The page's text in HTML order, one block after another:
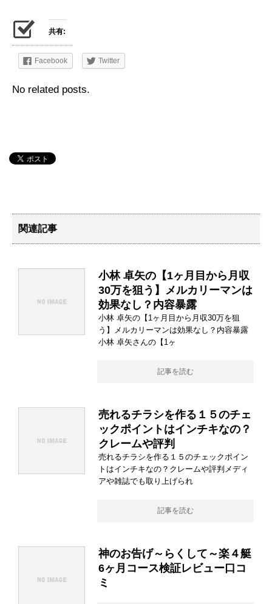
共有:
Facebook Twitter
No related posts.
関連記事
小林 卓矢の【1ヶ月目から月収
30万を狙う】メルカリーマンは
効果なし？内容暴露
小林 卓矢の【1ヶ月目から月収30万を狙
う】メルカリーマンは効果なし？内容暴露
小林 卓矢さんの【1ヶ
記事を読む
売れるチラシを作る１５のチェ
ックポイントはインチキなの？
クレームや評判
売れるチラシを作る１５のチェックポイン
トはインチキなの？クレームや評判メディ
アや雑誌でも取り上げられ
記事を読む
神のお告げ～らくして～楽４艇
6ヶ月コース検証レビュー口コ
ミ